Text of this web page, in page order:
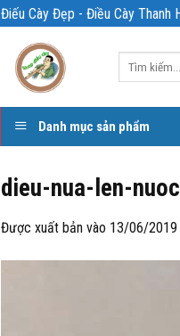
Điếu Cày Đẹp - Điều Cày Thanh
Danh mục sản phẩm
dieu-nua-len-
Được xuất bản vào 13/06/2019